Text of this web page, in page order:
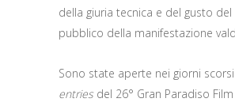
della giuria tecnica e del gusto
pubblico della manifestazione
Sono state aperte nei giorni
entries del 26° Gran Paradiso